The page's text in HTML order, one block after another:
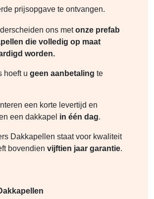
prijsopgave te ontvangen.
ons metonze prefab
die volledig op maat
worden.
hoeft u geen aanbetaling te
een korte levertijd en
een dakkapel in één dag.
Dakkapellen staat voor kwaliteit
bovendien vijftien jaar garantie.